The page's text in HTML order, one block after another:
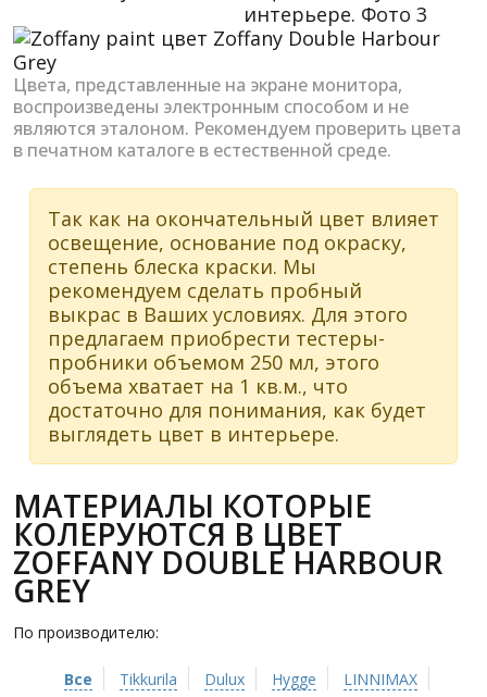
Цвета, представленные на экране монитора,
воспроизведены электронным способом и не
являются эталоном. Рекомендуем проверить цвета
в печатном каталоге в естественной среде.
Так как на окончательный цвет влияет
освещение, основание под окраску,
степень блеска краски. Мы
рекомендуем сделать пробный
выкрас в Ваших условиях. Для этого
предлагаем приобрести тестеры-
пробники объемом 250 мл, этого
объема хватает на 1 кв.м., что
достаточно для понимания, как будет
выглядеть цвет в интерьере.
МАТЕРИАЛЫ КОТОРЫЕ
КОЛЕРУЮТСЯ В ЦВЕТ
ZOFFANY DOUBLE HARBOUR
GREY
По производителю:
Все Tikkurila Dulux Hygge
LINNIMAX